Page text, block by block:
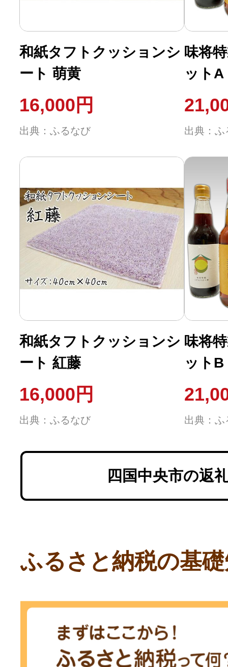
10秒ぴったり診断
自治体直営サイト特集
はじめるバイブルとは
よくあるご質問
和紙タフトクッションシ
ート 萌黄
16,000円
出典：ふるなび
味将
ットA
出典：ふ
和紙タフトクッションシ
ート 紅藤
16,000円
出典：ふるなび
味将
ットB
出典：ふ
四国中央市の返
ふるさと納税の基